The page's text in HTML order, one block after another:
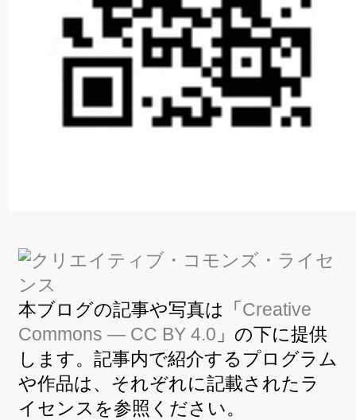
本ブログの記事や写真は「 Creative
Commons — CC BY 4.0 」の下に提供
します。記事内で紹介するプログラム
や作品は、それぞれに記載されたラ
イセンスを参照ください。